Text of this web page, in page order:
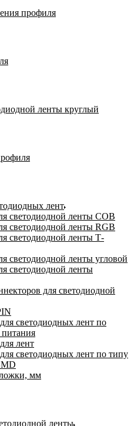
профиля
ленты круглый
лент
светодиодной ленты COB
светодиодной ленты RGB
светодиодной ленты Т-
светодиодной ленты угловой
светодиодной ленты
для светодиодной
светодиодных лент по
лент
светодиодных лент по типу
мм
ленты